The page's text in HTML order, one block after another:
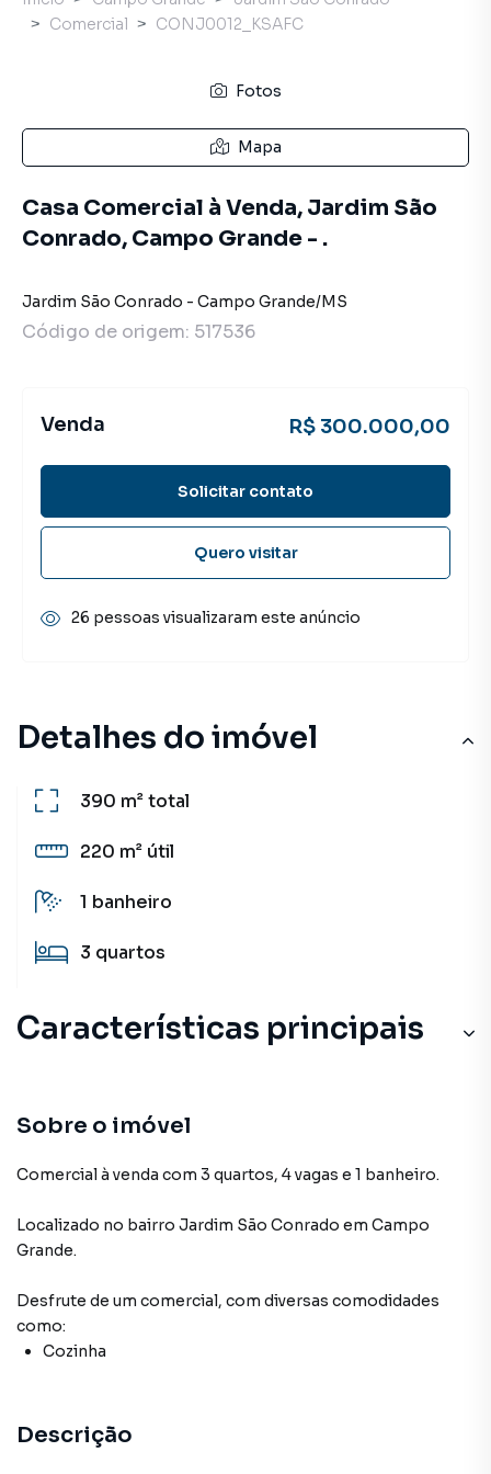
Detalhes do imóvel
390 m²total
220 m² útil
1 banheiro
3 quartos
Características principais
Sobre o imóvel
Comercial à venda com 3 quartos, 4 vagas e 1 banheiro.
Localizado no bairro Jardim São Conrado em Campo
Grande.
Desfrute de um comercial, com diversas comodidades
como:
Cozinha
Descrição
Comercial
CONJ0012_KSAFC
Fotos
Mapa
Casa Comercial à Venda, Jardim São
Conrado, Campo Grande - .
Jardim São Conrado - Campo Grande/MS
Código de origem: 517536
Venda R$ 300.000,00
Solicitar contato
Quero visitar
26 pessoas visualizaram este anúncio